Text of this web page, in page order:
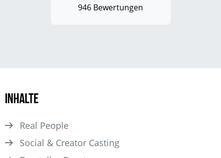
946 Bewertungen
Inhalte
Real People
Social & Creator Casting